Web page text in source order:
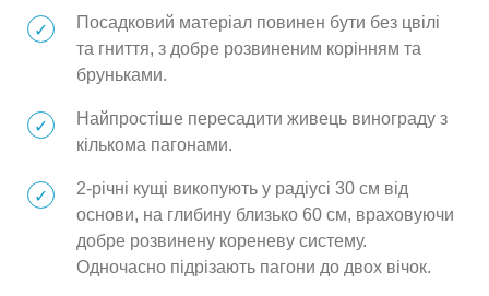
Посадковий матеріал повинен бути без цвілі
та гниття, з добре розвиненим корінням та
бруньками.
Найпростіше пересадити живець винограду з
кількома пагонами.
2-річні кущі викопують у радіусі 30 см від
основи, на глибину близько 60 см, враховуючи
добре розвинену кореневу систему.
Одночасно підрізають пагони до двох вічок.